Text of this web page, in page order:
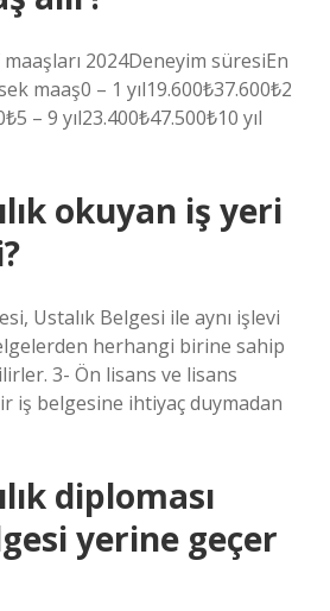
2024Deneyim süresiEn
maaş0 – 1 yıl19.600₺37.600₺2
– 9 yıl23.400₺47.500₺10 yıl
okuyan iş yeri
Ustalık Belgesi ile aynı işlevi
herhangi birine sahip
3- Ön lisans ve lisans
iş belgesine ihtiyaç duymadan
diploması
yerine geçer